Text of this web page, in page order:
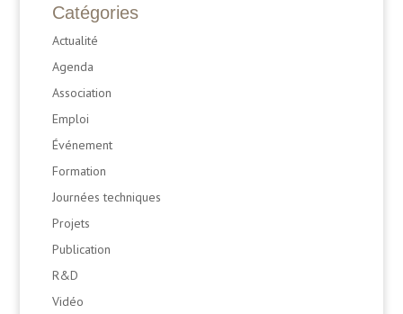
Catégories
Actualité
Agenda
Association
Emploi
Événement
Formation
Journées techniques
Projets
Publication
R&D
Vidéo